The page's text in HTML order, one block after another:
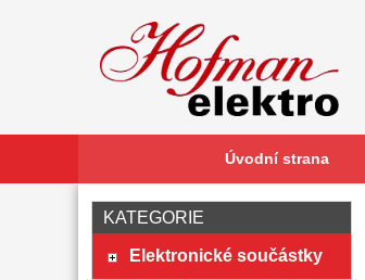
Úvodní strana
KATEGORIE
Elektronické součástky